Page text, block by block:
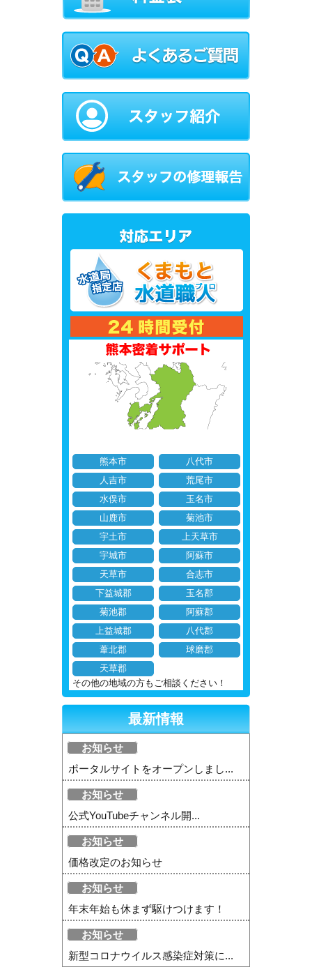
熊本市
八代市
人吉市
荒尾市
水俣市
玉名市
山鹿市
菊池市
宇土市
上天草市
宇城市
阿蘇市
天草市
合志市
下益城郡
玉名郡
菊池郡
阿蘇郡
上益城郡
八代郡
葦北郡
球磨郡
天草郡
その他の地域の方もご相談ください！
最新情報
お知らせ
ポータルサイトをオープンしまし...
お知らせ
公式YouTubeチャンネル開...
お知らせ
価格改定のお知らせ
お知らせ
年末年始も休まず駆けつけます！
お知らせ
新型コロナウイルス感染症対策に...